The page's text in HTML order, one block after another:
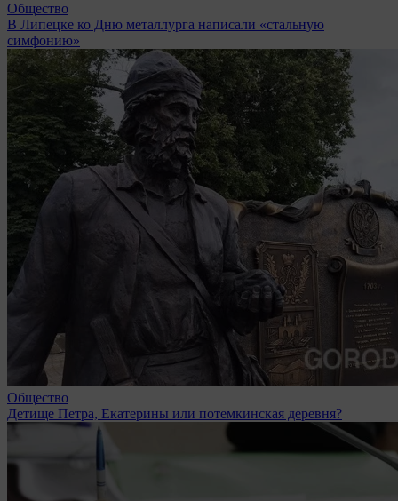
Общество
В Липецке ко Дню металлурга написали «стальную
симфонию»
Общество
Детище Петра, Екатерины или потемкинская деревня?